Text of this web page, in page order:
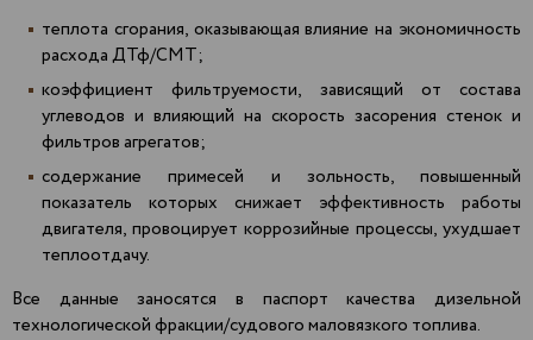
теплота сгорания, оказывающая влияние на экономичность
расхода ДТф/СМТ;
коэффициент фильтруемости, зависящий от состава
углеводов и влияющий на скорость засорения стенок и
фильтров агрегатов;
содержание примесей и зольность, повышенный
показатель которых снижает эффективность работы
двигателя, провоцирует коррозийные процессы, ухудшает
теплоотдачу.
Все данные заносятся в паспорт качества дизельной
технологической фракции/судового маловязкого топлива.